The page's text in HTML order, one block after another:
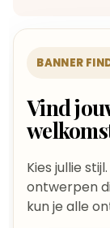
BANNER
Vind
Kies jullie
ontwerpen
kun je alle